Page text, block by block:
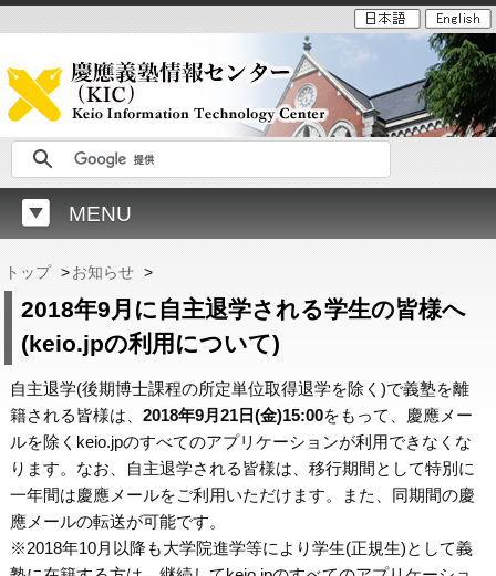
MENU
トップ >お知らせ >
2018年9月に自主退学される学生の皆様へ
(keio.jpの利用について)
自主退学(後期博士課程の所定単位取得退学を除く)で義塾を離
籍される皆様は、2018年9月21日(金)15:00をもって、慶應メー
ルを除くkeio.jpのすべてのアプリケーションが利用できなくな
ります。なお、自主退学される皆様は、移行期間として特別に
一年間は慶應メールをご利用いただけます。また、同期間の慶
應メールの転送が可能です。
※2018年10月以降も大学院進学等により学生(正規生)として義